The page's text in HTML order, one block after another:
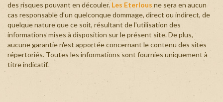
des risques pouvant en découler. Les Eterlous ne sera en aucun
cas responsable d'un quelconque dommage, direct ou indirect, de
quelque nature que ce soit, résultant de l'utilisation des
informations mises à disposition sur le présent site. De plus,
aucune garantie n'est apportée concernant le contenu des sites
répertoriés. Toutes les informations sont fournies uniquement à
titre indicatif.